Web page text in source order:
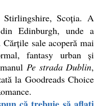
Stirlingshire, Scoţia. A
Edinburgh, unde a
sale acoperă mai
fantasy urban şi
Pe strada Dublin,
la Goodreads Choice